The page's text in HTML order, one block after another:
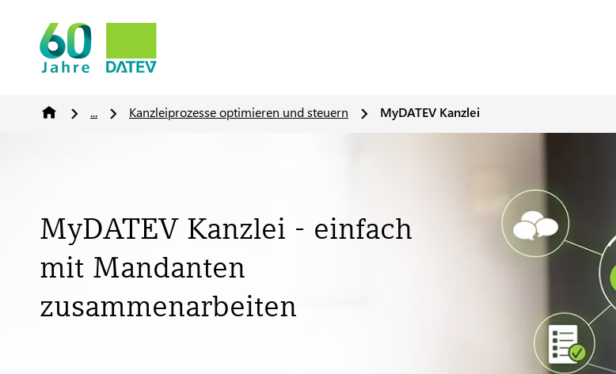
... Kanzleiprozesse optimieren und steuern MyDATEV Kanzlei
MyDATEV Kanzlei - einfach
mit Mandanten
zusammenarbeiten